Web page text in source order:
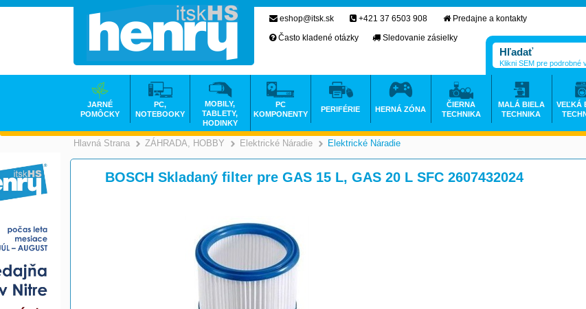
Hlavná Strana >
ZÁHRADA, HOBBY >
Elektrické Náradie >
Elektrické Náradie
BOSCH Skladaný filter pre GAS 15 L, GAS 20 L SFC 2607432024
eshop@itsk.sk +421 37 6503 908
Predajne a kontakty
Často kladené otázky
Sledovanie zásielky
Klikni SEM pre podrobné
JARNÉ
POMÔCKY
PC,
NOTEBOOKY
MOBILY,
TABLETY,
HODINKY
PC
KOMPONENTY
PERIFÉRIE HERNÁ ZÓNA
ČIERNA
TECHNIKA
MALÁ BIELA
TECHNIKA
VEĽKÁ